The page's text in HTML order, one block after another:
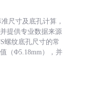
尺寸及底孔计算，
提供专业数据来源
螺纹底孔尺寸的常
（Φ5.18mm），并